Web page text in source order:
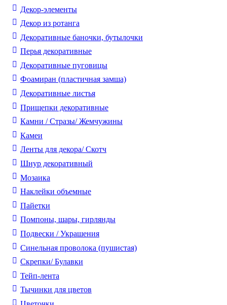
Декор-элементы
Декор из ротанга
Декоративные баночки, бутылочки
Перья декоративные
Декоративные пуговицы
Фоамиран (пластичная замша)
Декоративные листья
Прищепки декоративные
Камни / Cтразы/ Жемчужины
Камеи
Ленты для декора/ Скотч
Шнур декоративный
Мозаика
Наклейки объемные
Пайетки
Помпоны, шары, гирлянды
Подвески / Украшения
Синельная проволока (пушистая)
Скрепки/ Булавки
Тейп-лента
Тычинки для цветов